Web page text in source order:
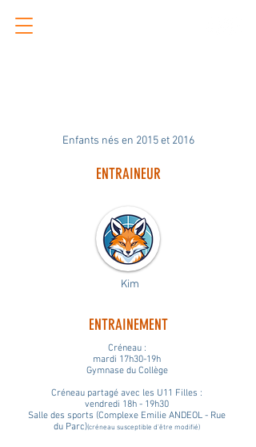
Enfants nés en 2015 et 2016
ENTRAINEUR
Kim
ENTRAINEMENT
Créneau :
mardi 17h30-19h
Gymnase du Collège
Créneau partagé avec les U11 Filles :
vendredi 18h - 19h30
Salle des sports (Complexe Emilie ANDEOL - Rue
du Parc)(créneau susceptible d'être modifié)